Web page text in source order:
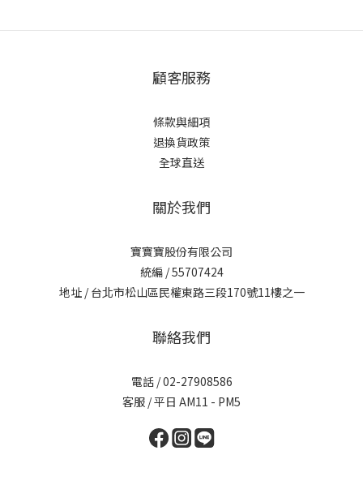
顧客服務
條款與細項
退換貨政策
全球直送
關於我們
寶寶寶股份有限公司
統編 / 55707424
地址 / 台北市松山區民權東路三段170號11樓之一
聯絡我們
電話 / 02-27908586
客服 / 平日 AM11 - PM5